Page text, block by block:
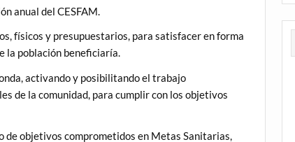
anual del CESFAM.
físicos y presupuestarios, para satisfacer en forma
la población beneficiaría.
activando y posibilitando el trabajo
de la comunidad, para cumplir con los objetivos
objetivos comprometidos en Metas Sanitarias,